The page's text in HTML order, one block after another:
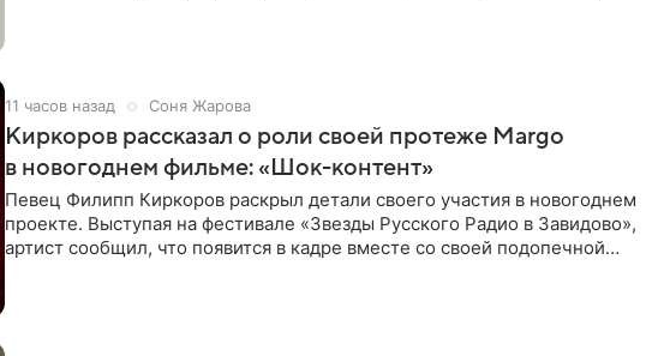
11 часов назад Соня Жарова
Киркоров рассказал о роли своей протеже Margo
в новогоднем фильме: «Шок-контент»
Певец Филипп Киркоров раскрыл детали своего участия в новогоднем
проекте. Выступая на фестивале «Звезды Русского Радио в Завидово»,
артист сообщил, что появится в кадре вместе со своей подопечной